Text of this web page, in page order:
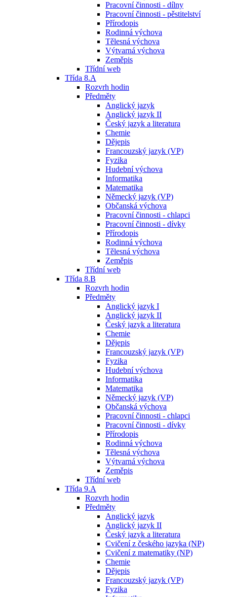
Pracovní činnosti - dílny
Pracovní činnosti - pěstitelství
Přírodopis
Rodinná výchova
Tělesná výchova
Výtvarná výchova
Zeměpis
Třídní web
Třída 8.A
Rozvrh hodin
Předměty
Anglický jazyk
Anglický jazyk II
Český jazyk a literatura
Chemie
Dějepis
Francouzský jazyk (VP)
Fyzika
Hudební výchova
Informatika
Matematika
Německý jazyk (VP)
Občanská výchova
Pracovní činnosti - chlapci
Pracovní činnosti - dívky
Přírodopis
Rodinná výchova
Tělesná výchova
Zeměpis
Třídní web
Třída 8.B
Rozvrh hodin
Předměty
Anglický jazyk I
Anglický jazyk II
Český jazyk a literatura
Chemie
Dějepis
Francouzský jazyk (VP)
Fyzika
Hudební výchova
Informatika
Matematika
Německý jazyk (VP)
Občanská výchova
Pracovní činnosti - chlapci
Pracovní činnosti - dívky
Přírodopis
Rodinná výchova
Tělesná výchova
Výtvarná výchova
Zeměpis
Třídní web
Třída 9.A
Rozvrh hodin
Předměty
Anglický jazyk
Anglický jazyk II
Český jazyk a literatura
Cvičení z českého jazyka (NP)
Cvičení z matematiky (NP)
Chemie
Dějepis
Francouzský jazyk (VP)
Fyzika